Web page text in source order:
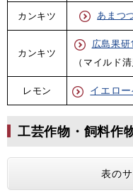
カンキツ あまつ
カンキツ
広島果研
（マイルド清
レモン イエロ
工芸作物・飼料作
表の